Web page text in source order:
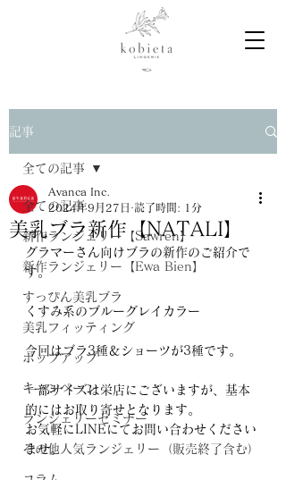
記事
全ての記事
新作ランジェリー【Sawren】
新作ランジェリー【Ewa Bien】
すっぴん美乳ブラ
美乳フィッティング
ポップアップ
キャンペーン
ランジェリーセミナー
その他人気ランジェリー（販売終了含む）
全ての記事
美乳ブラ新作【NATALI】
Avanca Inc.
2024年9月27日 読了時間: 1分
グラマーさん向けブラの新作のご紹介で
す。
くすみ系のブルーグレイカラー
今回はブラ3種＆ショーツが3種です。
一部サイズは栄店にございますが、基本
的にはお取り寄せとなります。
お気軽にLINEにてお問い合わせください
ませ。